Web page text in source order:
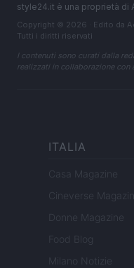
style24.it è una proprietà di
Copyright © 2026 · Edito da
Tutti i diritti riservati
I contenuti sono curati dalla
realizzati in collaborazione con
ITALIA
Casa Magazine
Cineverse
Donne Magazine
Food Blog
Milano Notizie